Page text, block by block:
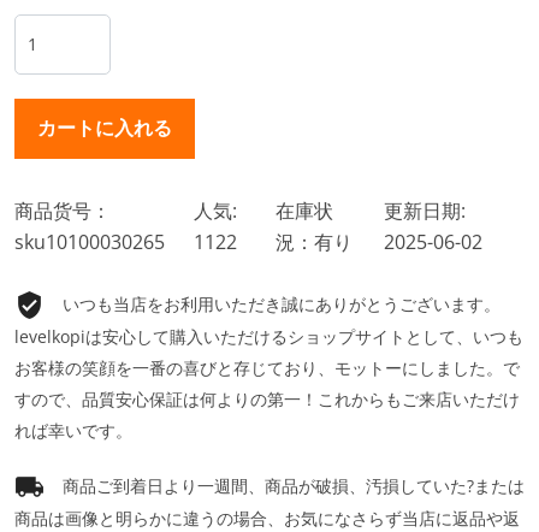
商品货号：
sku10100030265
人気:
1122
在庫状
況：有り
更新日期:
2025-06-02
いつも当店をお利用いただき誠にありがとうございます。
levelkopiは安心して購入いただけるショップサイトとして、いつも
お客様の笑顔を一番の喜びと存じており、モットーにしました。で
すので、品質安心保証は何よりの第一！これからもご来店いただけ
れば幸いです。
商品ご到着日より一週間、商品が破損、汚損していた?または
商品は画像と明らかに違うの場合、お気になさらず当店に返品や返